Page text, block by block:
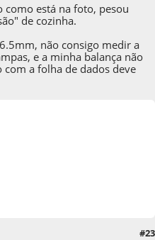
está na foto, pesou
de cozinha.
não consigo medir a
e a minha balança não
com a folha de dados deve
#23